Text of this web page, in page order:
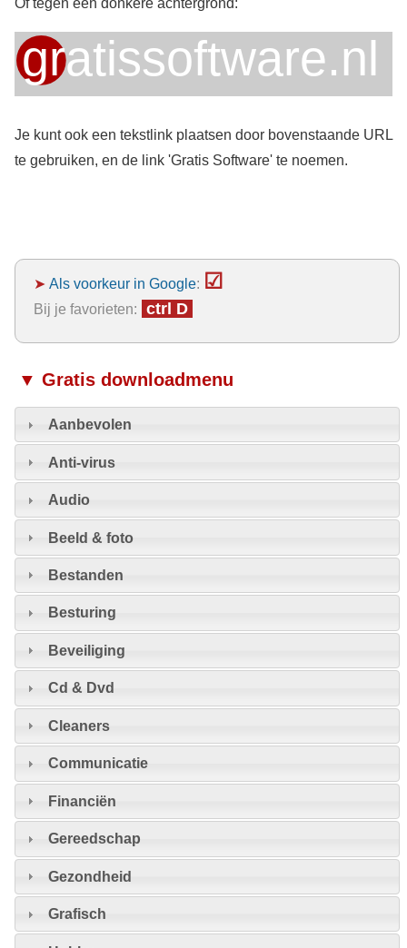
Je kunt ook een tekstlink plaatsen door bovenstaande URL
te gebruiken, en de link 'Gratis Software' te noemen.
➤ Als voorkeur in Google: ☑
Bij je favorieten: ctrl D
▼ Gratis downloadmenu
Aanbevolen
Anti-virus
Audio
Beeld & foto
Bestanden
Besturing
Beveiliging
Cd & Dvd
Cleaners
Communicatie
Financiën
Gereedschap
Gezondheid
Grafisch